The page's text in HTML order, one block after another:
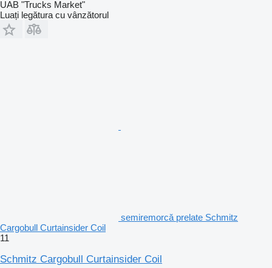
UAB "Trucks Market"
Luați legătura cu vânzătorul
semiremorcă prelate Schmitz
Cargobull Curtainsider Coil
11
Schmitz Cargobull Curtainsider Coil